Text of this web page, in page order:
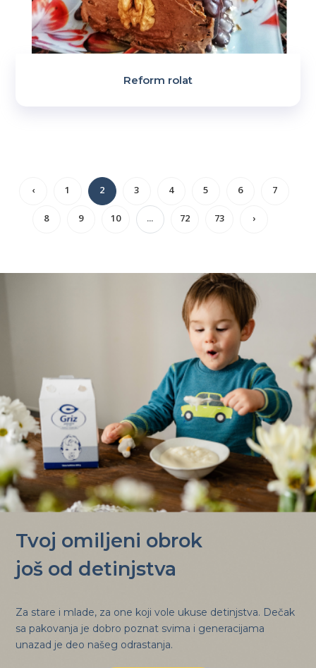
Reform rolat
‹ 1 2 3 4 5 6 7
8 9 10 ... 72 73 ›
Tvoj omiljeni obrok
još od detinjstva
Za stare i mlade, za one koji vole ukuse detinjstva. Dečak
sa pakovanja je dobro poznat svima i generacijama
unazad je deo našeg odrastanja.